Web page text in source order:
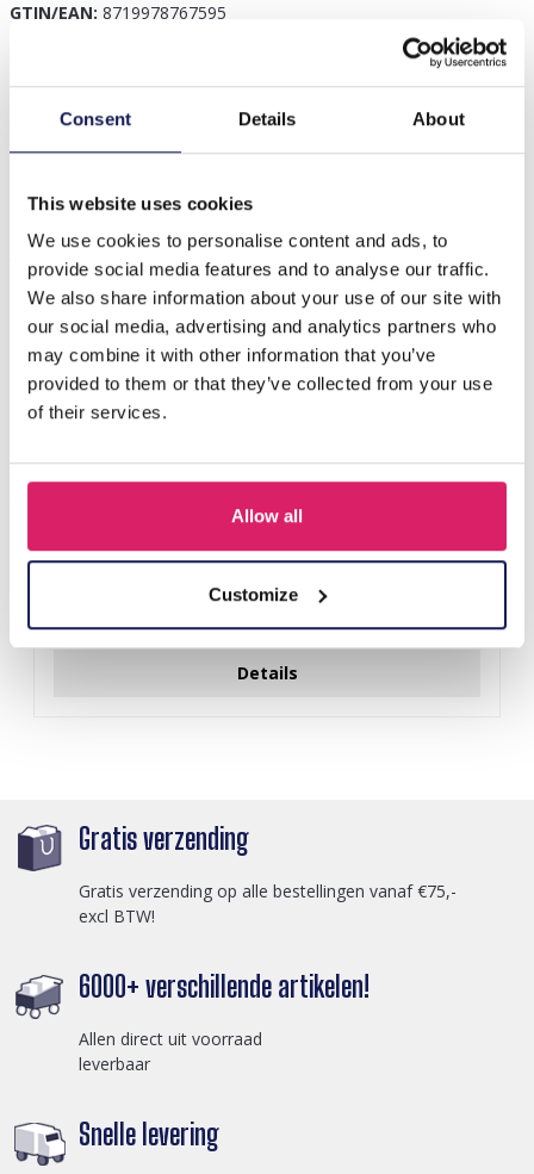
Consent Details About
This website uses cookies
We use cookies to personalise content and ads, to
provide social media features and to analyse our traffic.
We also share information about your use of our site with
our social media, advertising and analytics partners who
may combine it with other information that you’ve
provided to them or that they’ve collected from your use
of their services.
Allow all
Customize
GTIN/EAN: 8719978767595
Beschrijving
B-A2.2 P2605-121 Broche Strik Kristallen 4,5 cm
Anderen kochten ook
Login voor prijzen
Details
Gratis verzending
Gratis verzending op alle bestellingen vanaf €75,-
excl BTW!
6000+ verschillende artikelen!
Allen direct uit voorraad
leverbaar
Snelle levering